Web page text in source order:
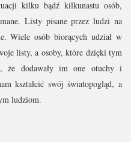
kilku bądź kilkunastu osób,
Listy pisane przez ludzi na
Wiele osób biorących udział w
listy, a osoby, które dzięki tym
że dodawały im one otuchy i
kształcić swój światopogląd, a
ludziom.